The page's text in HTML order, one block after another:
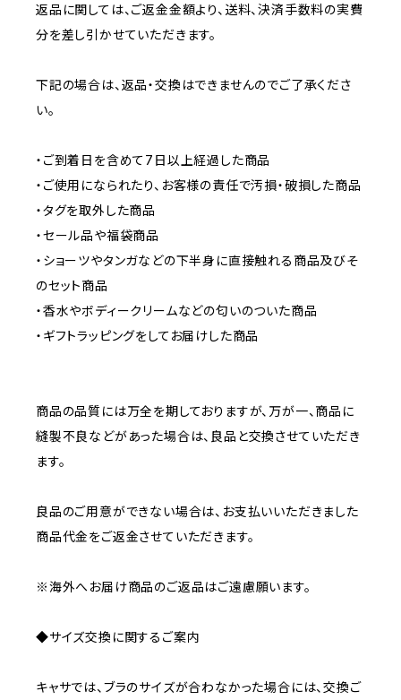
返品に関しては、ご返金金額より、送料、決済手数料の実費
分を差し引かせていただきます。
下記の場合は、返品・交換はできませんのでご了承くださ
い。
・ご到着日を含めて7日以上経過した商品
・ご使用になられたり、お客様の責任で汚損・破損した商品
・タグを取外した商品
・セール品や福袋商品
・ショーツやタンガなどの下半身に直接触れる商品及びそ
のセット商品
・香水やボディークリームなどの匂いのついた商品
・ギフトラッピングをしてお届けした商品
商品の品質には万全を期しておりますが、万が一、商品に
縫製不良などがあった場合は、良品と交換させていただき
ます。
良品のご用意ができない場合は、お支払いいただきました
商品代金をご返金させていただきます。
※海外へお届け商品のご返品はご遠慮願います。
◆サイズ交換に関するご案内
キャサでは、ブラのサイズが合わなかった場合には、交換ご